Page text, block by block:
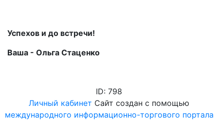
Успехов и до встречи!
Ваша - Ольга Стаценко
ID: 798
Личный кабинет Сайт создан с помощью
международного информационно-торгового портала